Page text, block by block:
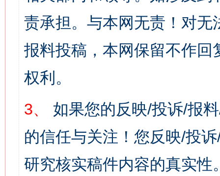
责承担。与本网无责！对
报料投稿，本网保留不作
权利。
3、
如果您的反映/投诉/报
的信任与关注！您反映/投
研究核实稿件内容的真实